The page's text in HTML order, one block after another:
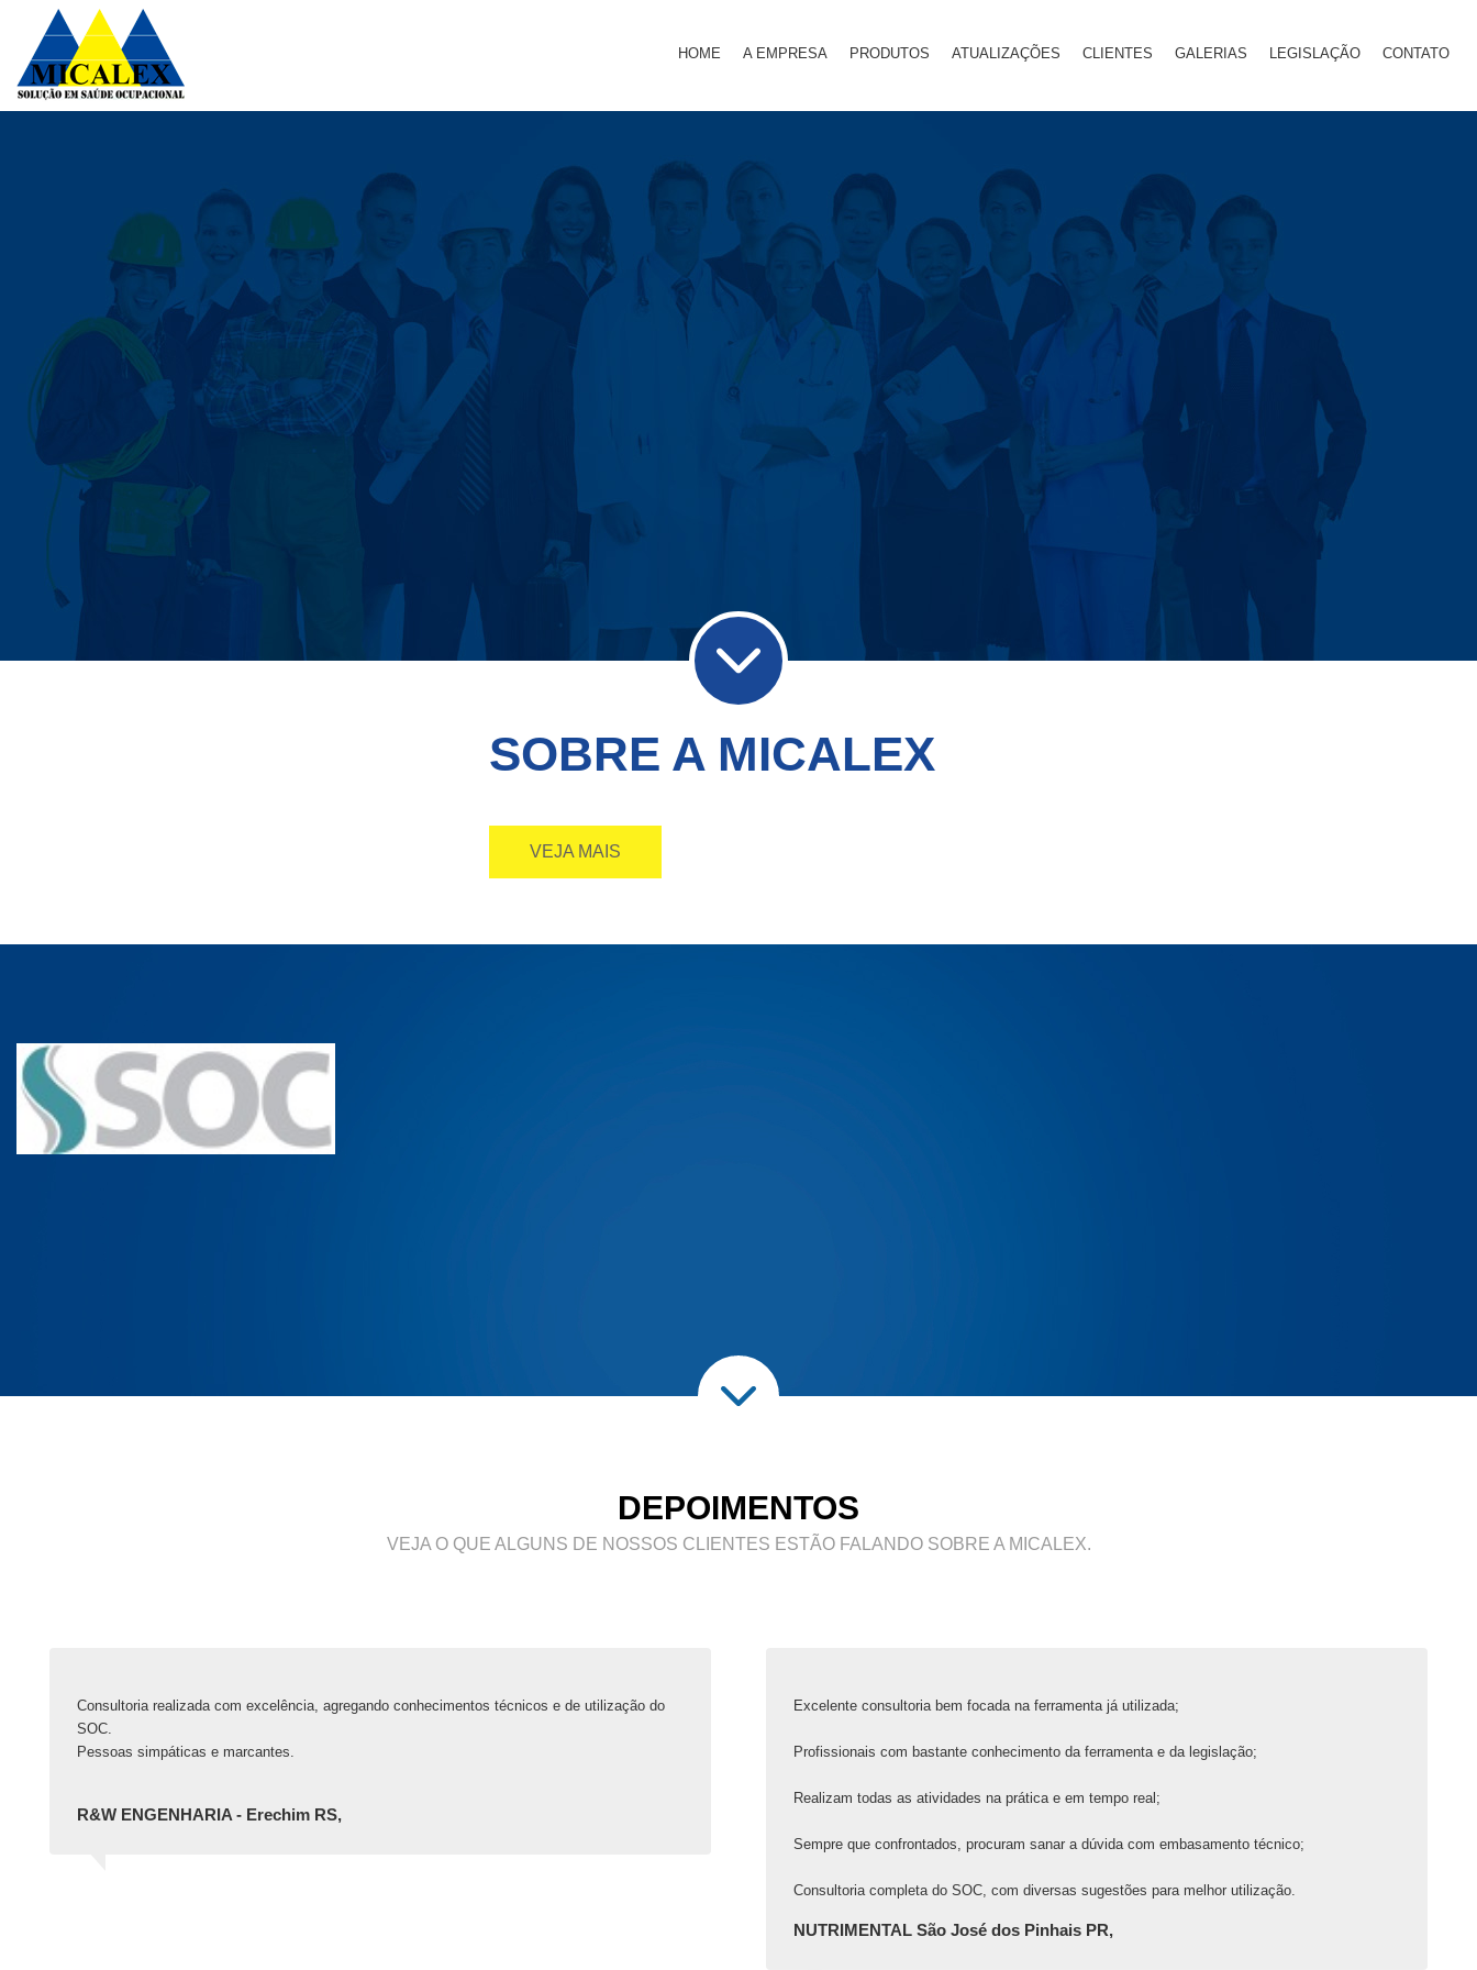
HOME A EMPRESA PRODUTOS ATUALIZAÇÕES CLIENTES GALERIAS LEGISLAÇÃO CONTATO
SOBRE A MICALEX
VEJA MAIS
DEPOIMENTOS
VEJA O QUE ALGUNS DE NOSSOS CLIENTES ESTÃO FALANDO SOBRE A MICALEX.
Consultoria realizada com excelência, agregando conhecimentos técnicos e de utilização do
SOC.
Pessoas simpáticas e marcantes.
R&W ENGENHARIA - Erechim RS,
Excelente consultoria bem focada na ferramenta já utilizada;
Profissionais com bastante conhecimento da ferramenta e da legislação;
Realizam todas as atividades na prática e em tempo real;
Sempre que confrontados, procuram sanar a dúvida com embasamento técnico;
Consultoria completa do SOC, com diversas sugestões para melhor utilização.
NUTRIMENTAL São José dos Pinhais PR,